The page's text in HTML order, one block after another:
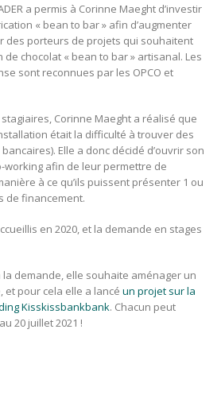
a permis à Corinne Maeght d’investir
« bean to bar » afin d’augmenter
des porteurs de projets qui souhaitent
chocolat « bean to bar » artisanal. Les
sont reconnues par les OPCO et
stagiaires, Corinne Maeght a réalisé que
était la difficulté à trouver des
Elle a donc décidé d’ouvrir son
working afin de leur permettre de
à ce qu’ils puissent présenter 1 ou
de financement.
en 2020, et la demande en stages
demande, elle souhaite aménager un
et pour cela elle a lancé un projet sur la
Kisskissbankbank. Chacun peut
20 juillet 2021 !